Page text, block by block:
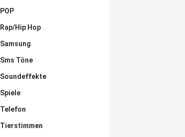
POP
Rap/Hip Hop
Samsung
Sms Töne
Soundeffekte
Spiele
Telefon
Tierstimmen